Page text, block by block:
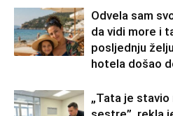
Odvela sam
da vidi more i
posljednju
hotela došao
„Tata je